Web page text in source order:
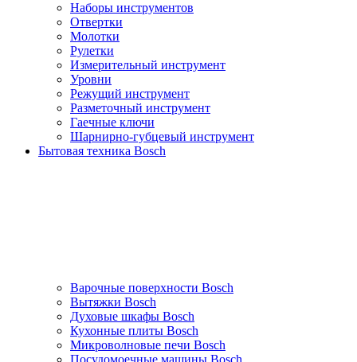
Наборы инструментов
Отвертки
Молотки
Рулетки
Измерительный инструмент
Уровни
Режущий инструмент
Разметочный инструмент
Гаечные ключи
Шарнирно-губцевый инструмент
Бытовая техника Bosch
Варочные поверхности Bosch
Вытяжки Bosch
Духовые шкафы Bosch
Кухонные плиты Bosch
Микроволновые печи Bosch
Посудомоечные машины Bosch